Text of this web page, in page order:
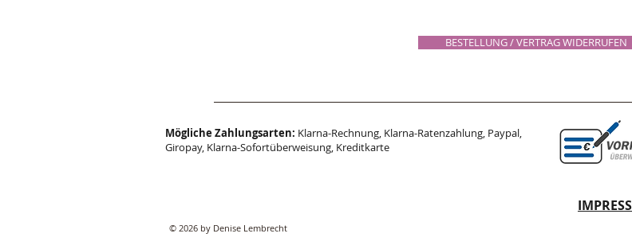
BESTELLUNG / VERTRAG WIDERRUFEN
Mögliche Zahlungsarten: Klarna-Rechnung, Klarna-Ratenzahlung, Paypal,
Giropay, Klarna-Sofortüberweisung, Kreditkarte
© 2026 by Denise Lembrecht